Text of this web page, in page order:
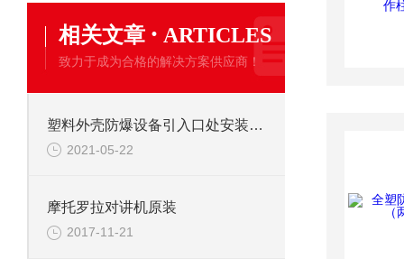
相关文章 · ARTICLES
致力于成为合格的解决方案供应商！
塑料外壳防爆设备引入口处安装的几点思考
2021-05-22
摩托罗拉对讲机原装
2017-11-21